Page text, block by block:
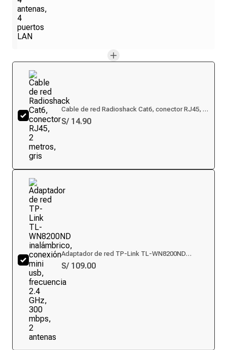
Cable de red Radioshack Cat6, conector RJ45, 2
metros, gris
S/ 14.90
Adaptador de red TP-Link TL-WN8200ND
inalámbrico, conexión mini usb, frecuencia 2.4
GHz, 300 mbps, 2 antenas
S/ 109.00